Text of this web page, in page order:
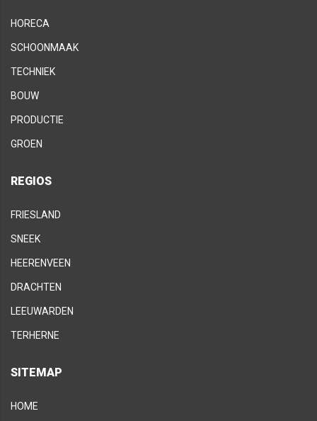
HORECA
SCHOONMAAK
TECHNIEK
BOUW
PRODUCTIE
GROEN
REGIOS
FRIESLAND
SNEEK
HEERENVEEN
DRACHTEN
LEEUWARDEN
TERHERNE
SITEMAP
HOME